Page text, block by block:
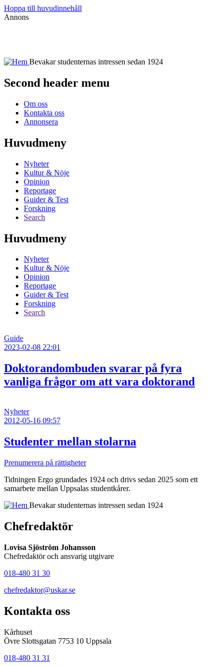
Hoppa till huvudinnehåll
Annons
Bevakar studenternas intressen sedan 1924
Second header menu
Om oss
Kontakta oss
Annonsera
Huvudmeny
Nyheter
Kultur & Nöje
Opinion
Reportage
Guider & Test
Forskning
Search
Huvudmeny
Nyheter
Kultur & Nöje
Opinion
Reportage
Guider & Test
Forskning
Search
Guide
2023-02-08 22:01
Doktorandombuden svarar på fyra
vanliga frågor om att vara doktorand
Nyheter
2012-05-16 09:57
Studenter mellan stolarna
Prenumerera på rättigheter
Tidningen Ergo grundades 1924 och drivs sedan 2025 som ett
samarbete mellan Uppsalas studentkårer.
Bevakar studenternas intressen sedan 1924
Chefredaktör
Lovisa Sjöström Johansson
Chefredaktör och ansvarig utgivare
018-480 31 30
chefredaktor@uskar.se
Kontakta oss
Kårhuset
Övre Slottsgatan 7753 10 Uppsala
018-480 31 31